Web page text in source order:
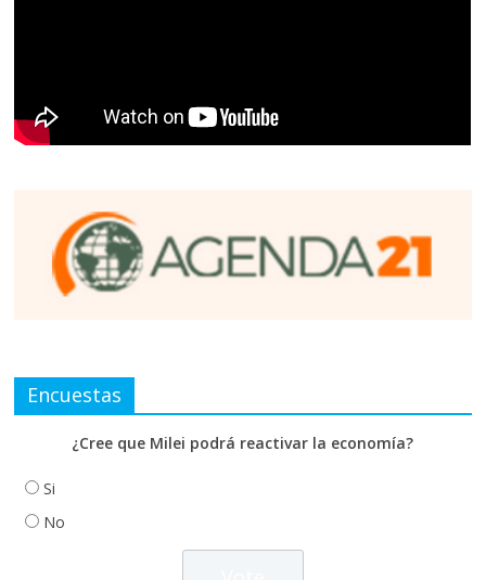
Encuestas
¿Cree que Milei podrá reactivar la economía?
Si
No